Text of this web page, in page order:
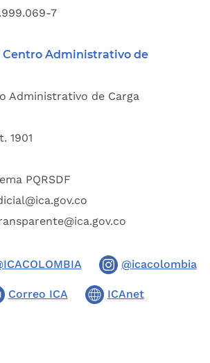
7
Administrativo de
Administrativo de Carga
1901
PQRSDF
@icacolombia
Correo ICA ICAnet